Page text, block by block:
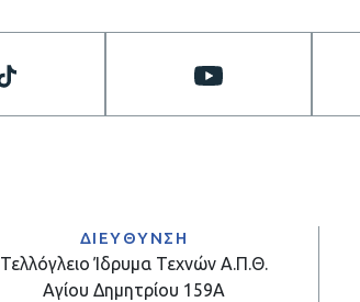
ΔΙΕΥΘΥΝΣΗ
Τελλόγλειο Ίδρυμα Τεχνών Α.Π.Θ.
Αγίου Δημητρίου 159Α